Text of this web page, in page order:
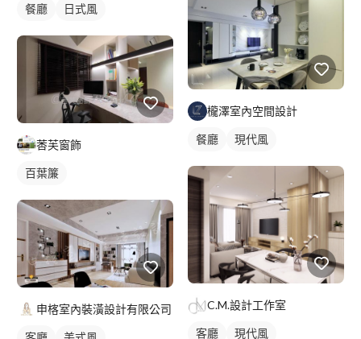
餐廳 日式風
莕芙窗飾
百葉簾
申楁室內裝潢設計有限公司
櫳澤室內空間設計
餐廳 現代風
C.M.設計工作室
客廳 現代風